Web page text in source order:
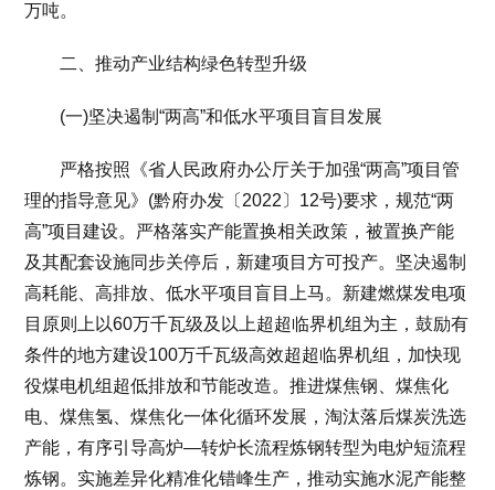
万吨。
二、推动产业结构绿色转型升级
(一)坚决遏制“两高”和低水平项目盲目发展
严格按照《省人民政府办公厅关于加强“两高”项目管
理的指导意见》(黔府办发〔2022〕12号)要求，规范“两
高”项目建设。严格落实产能置换相关政策，被置换产能
及其配套设施同步关停后，新建项目方可投产。坚决遏制
高耗能、高排放、低水平项目盲目上马。新建燃煤发电项
目原则上以60万千瓦级及以上超超临界机组为主，鼓励有
条件的地方建设100万千瓦级高效超超临界机组，加快现
役煤电机组超低排放和节能改造。推进煤焦钢、煤焦化
电、煤焦氢、煤焦化一体化循环发展，淘汰落后煤炭洗选
产能，有序引导高炉—转炉长流程炼钢转型为电炉短流程
炼钢。实施差异化精准化错峰生产，推动实施水泥产能整